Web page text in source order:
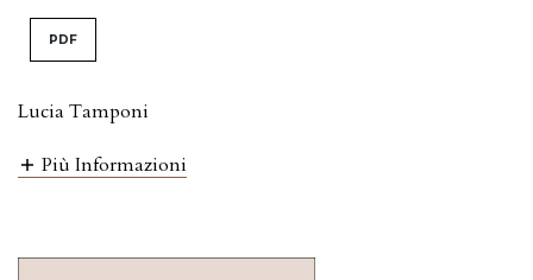
PDF
Lucia Tamponi
Più Informazioni